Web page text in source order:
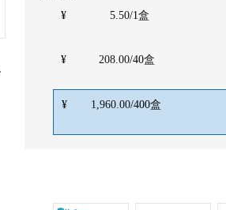
¥
5.50/1盒
¥ 208.00/40盒
¥ 1,960.00/400盒